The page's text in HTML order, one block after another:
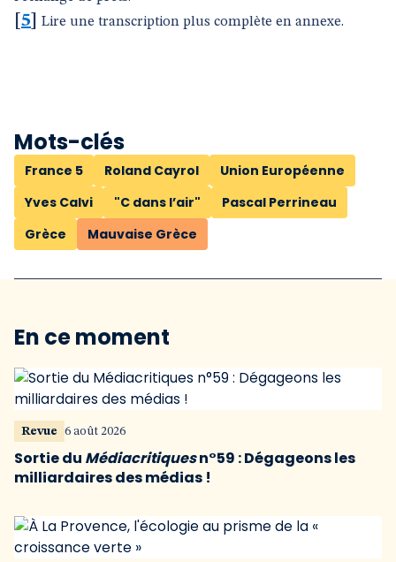
5 Lire une transcription plus complète en annexe.
Mots-clés
France 5 Roland Cayrol
Union Européenne
Yves Calvi
"C dans l’air"
Pascal Perrineau
Grèce
Mauvaise Grèce
En ce moment
Revue 6 août 2026
Sortie du Médiacritiquesn°59 : Dégageons les
milliardaires des médias !